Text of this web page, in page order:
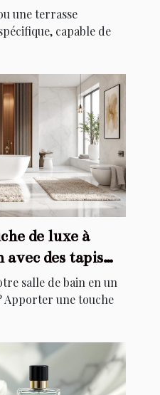
une terrasse
capable de
de luxe à
des tapis
salle de bain en un
Apporter une touche